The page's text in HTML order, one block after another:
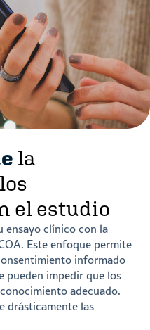
la
el estudio
ensayo clínico con la
Este enfoque permite
informado
pueden impedir que los
adecuado.
drásticamente las